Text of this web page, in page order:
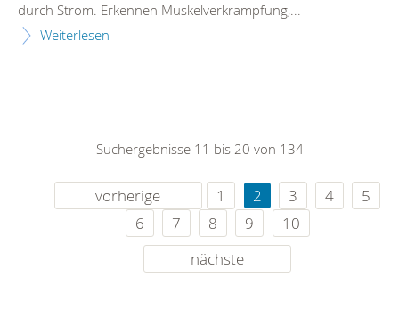
durch Strom. Erkennen Muskelverkrampfung,...
Weiterlesen
Suchergebnisse 11 bis 20 von 134
vorherige 1 2 3 4
5
6
7 8 9
10
nächste